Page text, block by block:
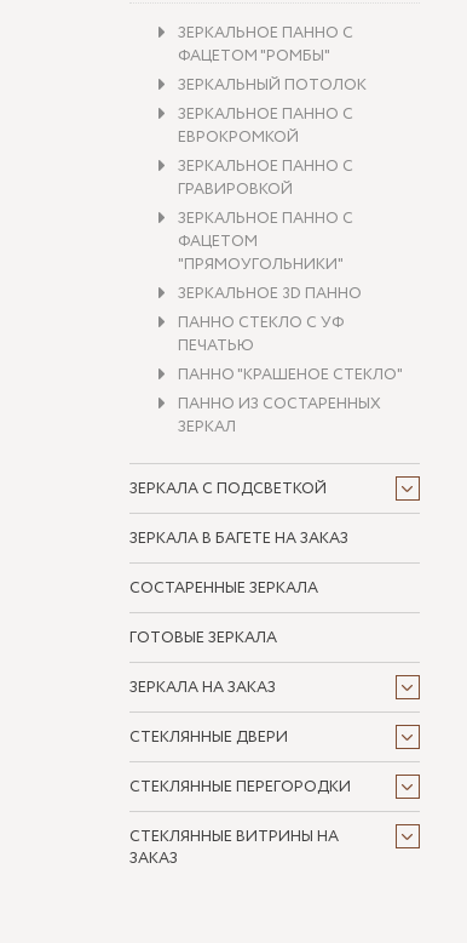
ЗЕРКАЛЬНОЕ ПАННО С
ФАЦЕТОМ "РОМБЫ"
ЗЕРКАЛЬНЫЙ ПОТОЛОК
ЗЕРКАЛЬНОЕ ПАННО С
ЕВРОКРОМКОЙ
ЗЕРКАЛЬНОЕ ПАННО С
ГРАВИРОВКОЙ
ЗЕРКАЛЬНОЕ ПАННО С
ФАЦЕТОМ
"ПРЯМОУГОЛЬНИКИ"
ЗЕРКАЛЬНОЕ 3D ПАННО
ПАННО СТЕКЛО С УФ
ПЕЧАТЬЮ
ПАННО "КРАШЕНОЕ СТЕКЛО"
ПАННО ИЗ СОСТАРЕННЫХ
ЗЕРКАЛ
ЗЕРКАЛА С ПОДСВЕТКОЙ
ЗЕРКАЛА В БАГЕТЕ НА ЗАКАЗ
СОСТАРЕННЫЕ ЗЕРКАЛА
ГОТОВЫЕ ЗЕРКАЛА
ЗЕРКАЛА НА ЗАКАЗ
СТЕКЛЯННЫЕ ДВЕРИ
СТЕКЛЯННЫЕ ПЕРЕГОРОДКИ
СТЕКЛЯННЫЕ ВИТРИНЫ НА
ЗАКАЗ